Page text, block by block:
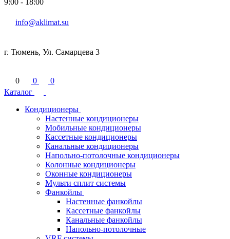
info@aklimat.su
г. Тюмень, Ул. Самарцева 3
0 0
0
Каталог
Кондиционеры
Настенные кондиционеры
Мобильные кондиционеры
Кассетные кондиционеры
Канальные кондиционеры
Напольно-потолочные кондиционеры
Колонные кондиционеры
Оконные кондиционеры
Мульти сплит системы
Фанкойлы
Настенные фанкойлы
Кассетные фанкойлы
Канальные фанкойлы
Напольно-потолочные